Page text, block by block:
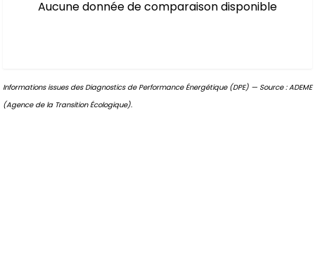
Aucune donnée de comparaison disponible
Informations issues des Diagnostics de Performance Énergétique (DPE) — Source : ADEME
(Agence de la Transition Écologique).